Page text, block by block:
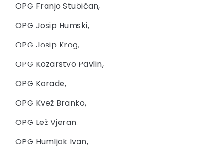
OPG Franjo Stubičan,
OPG Josip Humski,
OPG Josip Krog,
OPG Kozarstvo Pavlin,
OPG Korade,
OPG Kvež Branko,
OPG Lež Vjeran,
OPG Humljak Ivan,